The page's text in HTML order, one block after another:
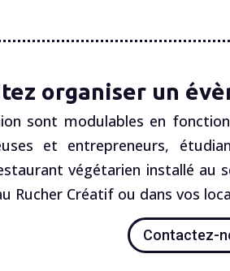
organiser un
sont modulables en
et entrepreneurs,
végétarien installé au
Rucher Créatif ou dans vos
Contactez-